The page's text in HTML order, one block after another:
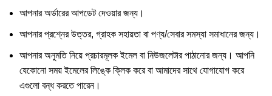
আপনার অর্ডারের আপডেট দেওয়ার জন্য।
আপনার প্রশ্নের উত্তর, গ্রাহক সহায়তা বা পণ্য/সেবার সমস্যা সমাধানের জন্য।
আপনার অনুমতি নিয়ে প্রচারমূলক ইমেল বা নিউজলেটার পাঠানোর জন্য। আপনি
যেকোনো সময় ইমেলের লিঙ্কে ক্লিক করে বা আমাদের সাথে যোগাযোগ করে
এগুলো বন্ধ করতে পারেন।